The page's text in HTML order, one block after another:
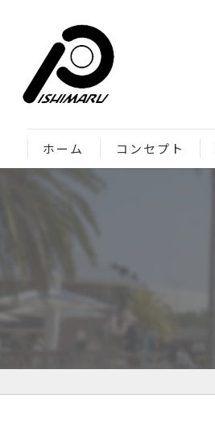
ホーム コンセプト